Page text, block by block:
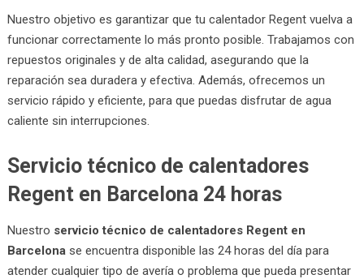
Nuestro objetivo es garantizar que tu calentador Regent vuelva a
funcionar correctamente lo más pronto posible. Trabajamos con
repuestos originales y de alta calidad, asegurando que la
reparación sea duradera y efectiva. Además, ofrecemos un
servicio rápido y eficiente, para que puedas disfrutar de agua
caliente sin interrupciones.
Servicio técnico de calentadores
Regent en Barcelona 24 horas
Nuestro servicio técnico de calentadores Regent en
Barcelonase encuentra disponible las 24 horas del día para
atender cualquier tipo de avería o problema que pueda presentar